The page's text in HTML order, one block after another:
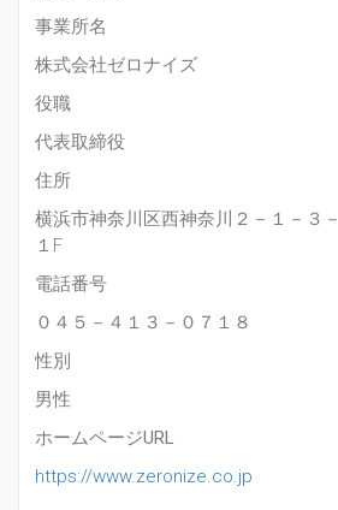
事業所名
株式会社ゼロナイズ
役職
代表取締役
住所
横浜市神奈川区西神奈川２－１－３－
１F
電話番号
０４５－４１３－０７１８
性別
男性
ホームページURL
https://www.zeronize.co.jp